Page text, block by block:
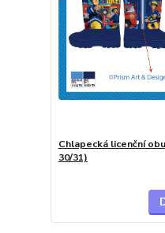
Chlapecká licenční
30/31)